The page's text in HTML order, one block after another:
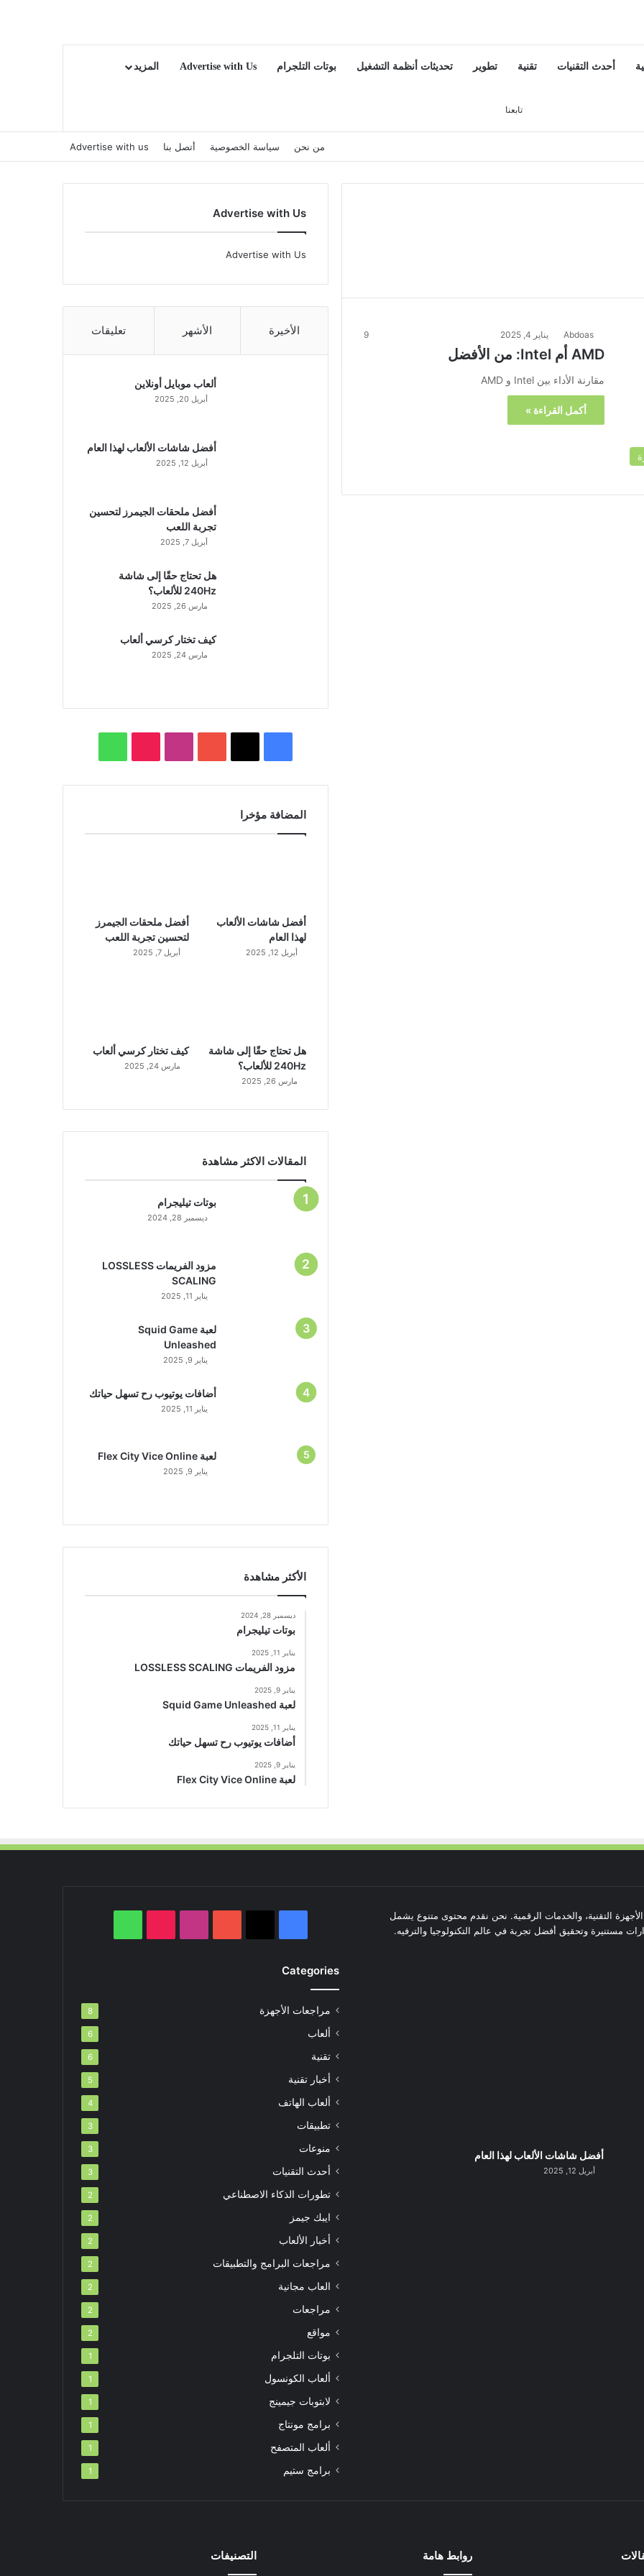
أحدث التقنيات تقنية تطوير تحديثات أنظمة التشغيل بوتات التلجرام Advertise with Us المزيد
تابعنا
من نحن سياسة الخصوصية أتصل بنا Advertise with us
Abdoas يناير 4, 2025 9
AMD أم Intel: من الأفضل
مقارنة الأداء بين Intel و AMD
أكمل القراءة »
Advertise with Us
Advertise with Us
الأخيرة الأشهر تعليقات
ألعاب موبايل أونلاين
أبريل 20, 2025
أفضل شاشات الألعاب لهذا العام
أبريل 12, 2025
أفضل ملحقات الجيمرز لتحسين
تجربة اللعب
أبريل 7, 2025
هل تحتاج حقًا إلى شاشة
240Hz للألعاب؟
مارس 26, 2025
كيف تختار كرسي ألعاب
مارس 24, 2025
ب
u
ت
ا
م
k
k
س
المضافة مؤخرا
أفضل شاشات الألعاب
لهذا العام
أبريل 12, 2025
أفضل ملحقات الجيمرز
لتحسين تجربة اللعب
أبريل 7, 2025
هل تحتاج حقًا إلى شاشة
240Hz للألعاب؟
مارس 26, 2025
كيف تختار كرسي ألعاب
مارس 24, 2025
المقالات الاكثر مشاهدة
بوتات تيليجرام
ديسمبر 28, 2024
مزود الفريمات LOSSLESS
SCALING
يناير 11, 2025
لعبة Squid Game
Unleashed
يناير 9, 2025
أضافات يوتيوب رح تسهل حياتك
يناير 11, 2025
لعبة Flex City Vice Online
يناير 9, 2025
الأكثر مشاهدة
ديسمبر 28, 2024
بوتات تيليجرام
يناير 11, 2025
مزود الفريمات LOSSLESS SCALING
يناير 9, 2025
لعبة Squid Game Unleashed
يناير 11, 2025
أضافات يوتيوب رح تسهل حياتك
يناير 9, 2025
لعبة Flex City Vice Online
التقنية، والخدمات الرقمية. نحن نقدم محتوى متنوع يشمل
مستنيرة وتحقيق أفضل تجربة في عالم التكنولوجيا والترفيه.
أفضل شاشات الألعاب لهذا العام
أبريل 12, 2025
Categories
مراجعات الأجهزة 8
ألعاب 6
تقنية 6
أخبار تقنية 5
ألعاب الهاتف 4
تطبيقات 3
منوعات 3
أحدث التقنيات 3
تطورات الذكاء الاصطناعي 2
ايبك جيمز 2
أخبار الألعاب 2
مراجعات البرامج والتطبيقات 2
العاب مجانية 2
مراجعات 2
مواقع 2
بوتات التلجرام 1
ألعاب الكونسول 1
لابتوبات جيمينج 1
برامج مونتاج 1
ألعاب المتصفح 1
برامج ستيم 1
روابط هامة التصنيفات